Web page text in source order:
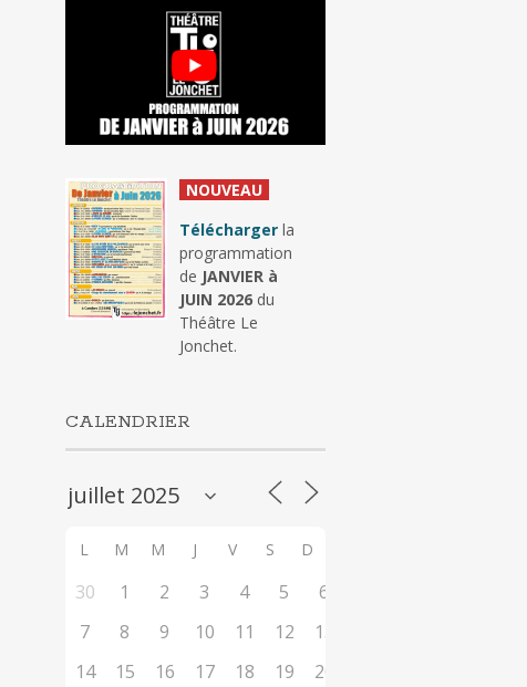
NOUVEAU
Télécharger la
programmation
de JANVIER à
JUIN 2026 du
Théâtre Le
Jonchet.
CALENDRIER
L M M J V S D
30 1 2 3 4 5
6
7
8 9 10 11 12
13
14
15 16 17 18 19
20